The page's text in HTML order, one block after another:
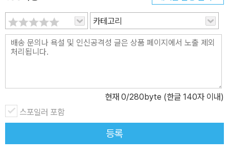
카테고리
현재 0/280byte (한글 140자 이내)
스포일러 포함
등록